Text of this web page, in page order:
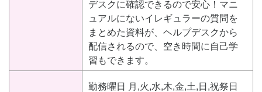
デスクに確認できるので安心！マニ
ュアルにないイレギュラーの質問を
まとめた資料が、ヘルプデスクから
配信されるので、空き時間に自己学
習もできます。
勤務曜日 月,火,水,木,金,土,日,祝祭日